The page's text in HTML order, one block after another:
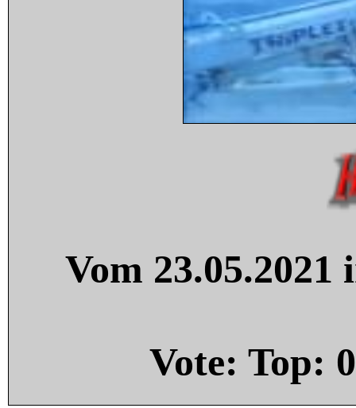
Vom
Vote: Top: 0